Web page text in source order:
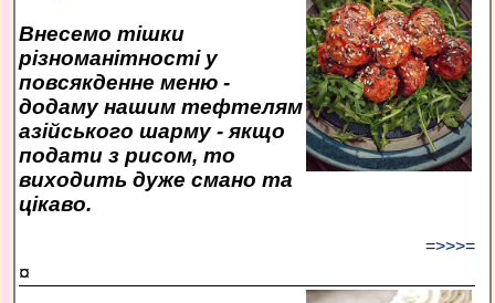
Внесемо тішки
різноманітності у
повсякденне меню -
додаму нашим тефтелям
азійського шарму - якщо
подати з рисом, то
виходить дуже смано та
цікаво.
=>>>=
¤